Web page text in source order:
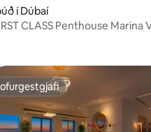
40 umsagnir
í Dúbaí
CLASS Penthouse Marina
ofurgestgjafi
ofurgestgjafi